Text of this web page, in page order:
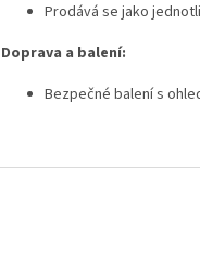
Prodává se jako
Doprava a balení:
Bezpečné balení s